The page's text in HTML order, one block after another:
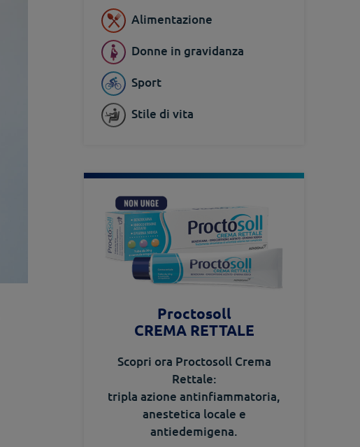
Alimentazione
Donne in gravidanza
Sport
Stile di vita
Proctosoll
CREMA RETTALE
Scopri ora Proctosoll Crema
Rettale:
tripla azione antinfiammatoria,
anestetica locale e
antiedemigena.